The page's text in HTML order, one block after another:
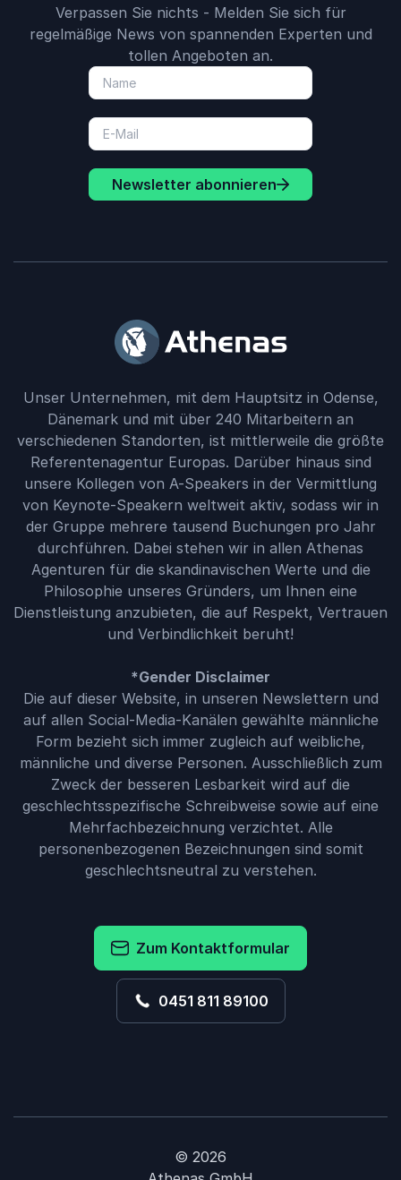
Verpassen Sie nichts - Melden Sie sich für
regelmäßige News von spannenden Experten und
tollen Angeboten an.
Newsletter abonnieren
Unser Unternehmen, mit dem Hauptsitz in Odense,
Dänemark und mit über 240 Mitarbeitern an
verschiedenen Standorten, ist mittlerweile die größte
Referentenagentur Europas. Darüber hinaus sind
unsere Kollegen von A-Speakers in der Vermittlung
von Keynote-Speakern weltweit aktiv, sodass wir in
der Gruppe mehrere tausend Buchungen pro Jahr
durchführen. Dabei stehen wir in allen Athenas
Agenturen für die skandinavischen Werte und die
Philosophie unseres Gründers, um Ihnen eine
Dienstleistung anzubieten, die auf Respekt, Vertrauen
und Verbindlichkeit beruht!
*Gender Disclaimer
Die auf dieser Website, in unseren Newslettern und
auf allen Social-Media-Kanälen gewählte männliche
Form bezieht sich immer zugleich auf weibliche,
männliche und diverse Personen. Ausschließlich zum
Zweck der besseren Lesbarkeit wird auf die
geschlechtsspezifische Schreibweise sowie auf eine
Mehrfachbezeichnung verzichtet. Alle
personenbezogenen Bezeichnungen sind somit
geschlechtsneutral zu verstehen.
Zum Kontaktformular
0451 811 89100
© 2026